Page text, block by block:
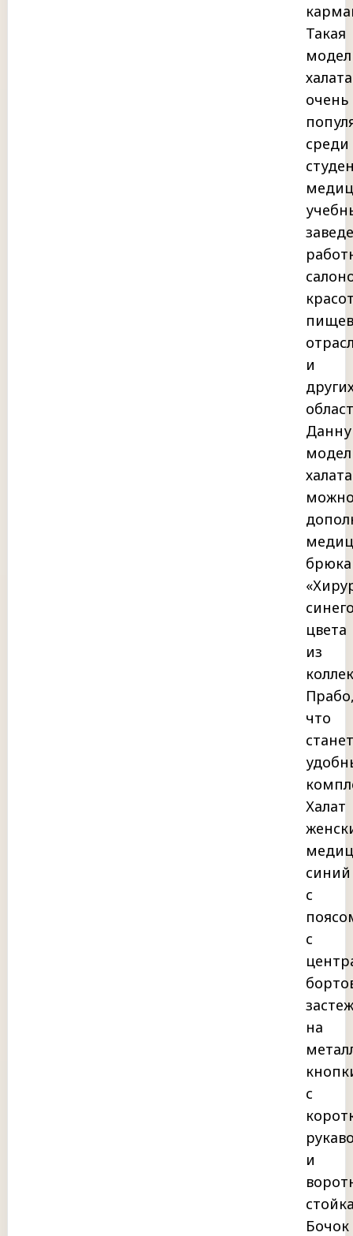
Такая
халата
очень
среди
и
халата
цвета
из
что
станет
Халат
синий
с
с
на
с
и
Бочок